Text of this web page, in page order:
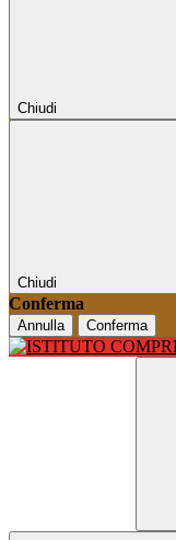
Chiudi
Chiudi
Conferma
Annulla Conferma